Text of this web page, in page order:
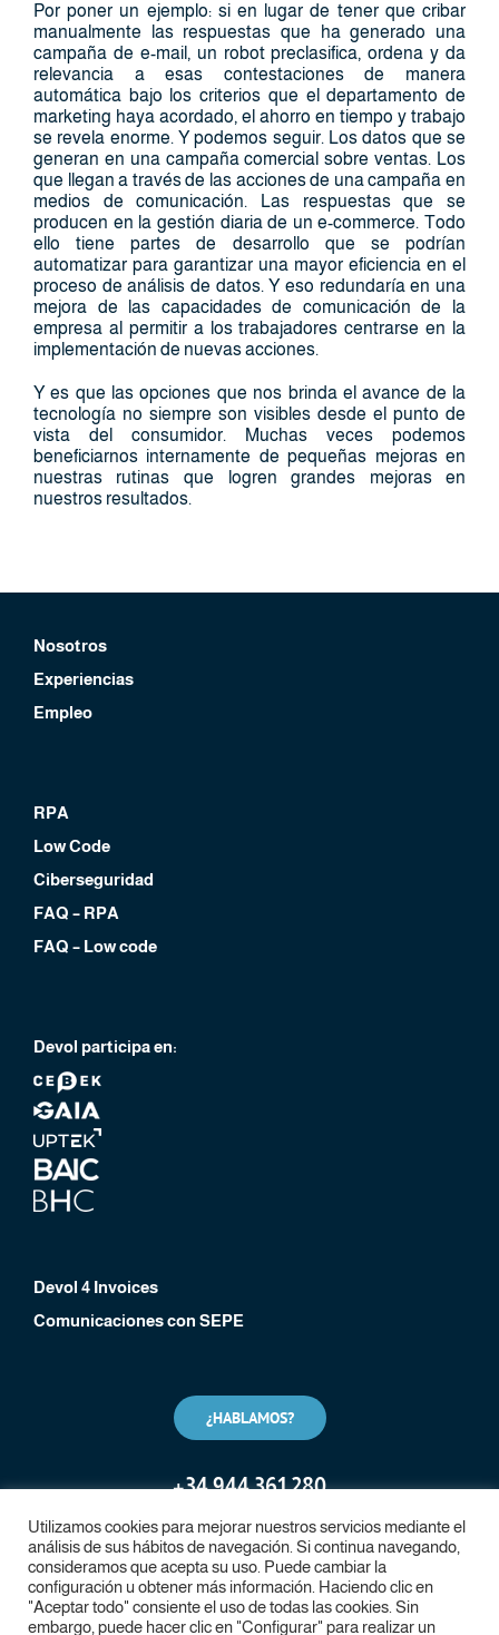
Por poner un ejemplo: si en lugar de tener que cribar
manualmente las respuestas que ha generado una
campaña de e-mail, un robot preclasifica, ordena y da
relevancia a esas contestaciones de manera
automática bajo los criterios que el departamento de
marketing haya acordado, el ahorro en tiempo y trabajo
se revela enorme. Y podemos seguir. Los datos que se
generan en una campaña comercial sobre ventas. Los
que llegan a través de las acciones de una campaña en
medios de comunicación. Las respuestas que se
producen en la gestión diaria de un e-commerce. Todo
ello tiene partes de desarrollo que se podrían
automatizar para garantizar una mayor eficiencia en el
proceso de análisis de datos. Y eso redundaría en una
mejora de las capacidades de comunicación de la
empresa al permitir a los trabajadores centrarse en la
implementación de nuevas acciones.
Y es que las opciones que nos brinda el avance de la
tecnología no siempre son visibles desde el punto de
vista del consumidor. Muchas veces podemos
beneficiarnos internamente de pequeñas mejoras en
nuestras rutinas que logren grandes mejoras en
nuestros resultados.
Nosotros
Experiencias
Empleo
RPA
Low Code
Ciberseguridad
FAQ – RPA
FAQ – Low code
Devol participa en:
Devol 4 Invoices
Comunicaciones con SEPE
¿HABLAMOS?
+34 944 361 280
Utilizamos cookies para mejorar nuestros servicios mediante el
análisis de sus hábitos de navegación. Si continua navegando,
consideramos que acepta su uso. Puede cambiar la
configuración u obtener más información. Haciendo clic en
"Aceptar todo" consiente el uso de todas las cookies. Sin
embargo, puede hacer clic en "Configurar" para realizar un